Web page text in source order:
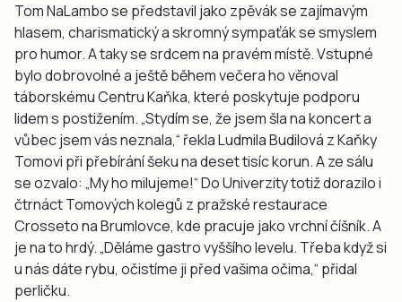
Tom NaLambo se představil jako zpěvák se zajímavým
hlasem, charismatický a skromný sympaťák se smyslem
pro humor. A taky se srdcem na pravém místě. Vstupné
bylo dobrovolné a ještě během večera ho věnoval
táborskému Centru Kaňka, které poskytuje podporu
lidem s postižením. „Stydím se, že jsem šla na koncert a
vůbec jsem vás neznala,“ řekla Ludmila Budilová z Kaňky
Tomovi při přebírání šeku na deset tisíc korun. A ze sálu
se ozvalo: „My ho milujeme!“ Do Univerzity totiž dorazilo i
čtrnáct Tomových kolegů z pražské restaurace
Crosseto na Brumlovce, kde pracuje jako vrchní číšník. A
je na to hrdý. „Děláme gastro vyššího levelu. Třeba když si
u nás dáte rybu, očistíme ji před vašima očima,“ přidal
perličku.